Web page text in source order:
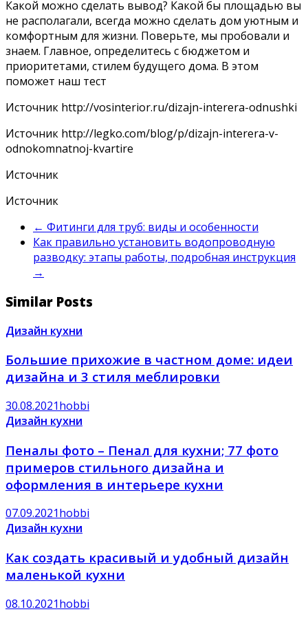
Какой можно сделать вывод? Какой бы площадью вы
не располагали, всегда можно сделать дом уютным и
комфортным для жизни. Поверьте, мы пробовали и
знаем. Главное, определитесь с бюджетом и
приоритетами, стилем будущего дома. В этом
поможет наш тест
Источник http://vosinterior.ru/dizajn-interera-odnushki
Источник http://legko.com/blog/p/dizajn-interera-v-
odnokomnatnoj-kvartire
Источник
Источник
← Фитинги для труб: виды и особенности
Как правильно установить водопроводную
разводку: этапы работы, подробная инструкция
→
Similar Posts
Дизайн кухни
Большие прихожие в частном доме: идеи
дизайна и 3 стиля меблировки
30.08.2021hobbi
Дизайн кухни
Пеналы фото – Пенал для кухни; 77 фото
примеров стильного дизайна и
оформления в интерьере кухни
07.09.2021hobbi
Дизайн кухни
Как создать красивый и удобный дизайн
маленькой кухни
08.10.2021hobbi